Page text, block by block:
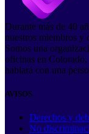
Durante más de 40
nuestros miembros y
Somos una
oficinas en
hablará con una
AVISOS
Derechos y
No